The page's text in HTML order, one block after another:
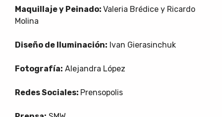
Maquillaje y Peinado: Valeria Brédice y Ricardo
Molina
Diseño de Iluminación: Ivan Gierasinchuk
Fotografía: Alejandra López
Redes Sociales: Prensopolis